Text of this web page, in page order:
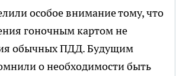
особое внимание тому, что
гоночным картом не
обычных ПДД. Будущим
о необходимости быть